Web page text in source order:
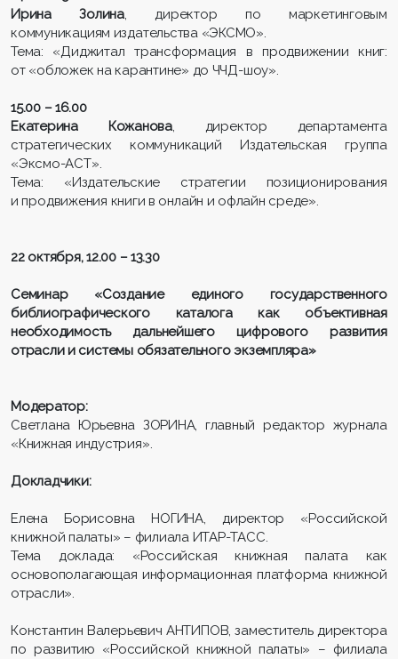
Ирина Золина, директор по маркетинговым
коммуникациям издательства «ЭКСМО».
Тема: «Диджитал трансформация в продвижении книг:
от «обложек на карантине» до ЧЧД-шоу».
15.00 – 16.00
Екатерина Кожанова, директор департамента
стратегических коммуникаций Издательская группа
«Эксмо-АСТ».
Тема: «Издательские стратегии позиционирования
и продвижения книги в онлайн и офлайн среде».
22 октября, 12.00 – 13.30
Семинар «Создание единого государственного
библиографического каталога как объективная
необходимость дальнейшего цифрового развития
отрасли и системы обязательного экземпляра»
Модератор:
Светлана Юрьевна ЗОРИНА, главный редактор журнала
«Книжная индустрия».
Докладчики:
Елена Борисовна НОГИНА, директор «Российской
книжной палаты» – филиала ИТАР-ТАСС.
Тема доклада: «Российская книжная палата как
основополагающая информационная платформа книжной
отрасли».
Константин Валерьевич АНТИПОВ, заместитель директора
по развитию «Российской книжной палаты» – филиала